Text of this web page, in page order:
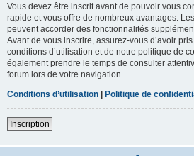
Vous devez être inscrit avant de pouvoir vous
rapide et vous offre de nombreux avantages.
peuvent accorder des fonctionnalités
Avant de vous inscrire, assurez-vous d’avoir
conditions d’utilisation et de notre politique de
également prendre le temps de consulter
forum lors de votre navigation.
Conditions d’utilisation | Politique de
Inscription